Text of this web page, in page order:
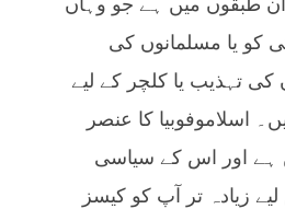
طبقوں میں ہے جو وہاں
کو یا مسلمانوں کی
تہذیب یا کلچر کے لیے
اسلاموفوبیا کا عنصر
ہے اور اس کے سیاسی
زیادہ تر آپ کو کیسز